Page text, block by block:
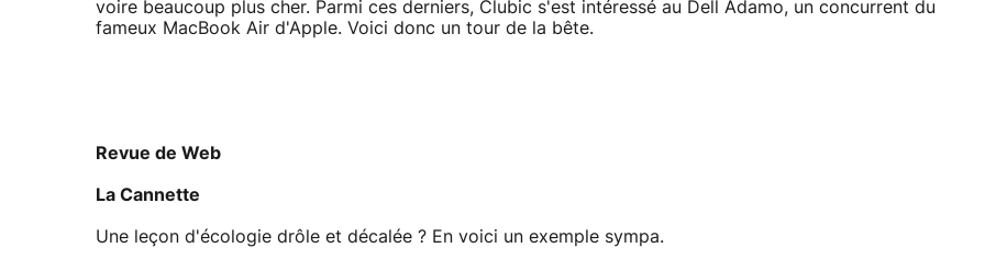
voire beaucoup plus cher. Parmi ces derniers, Clubic s'est intéressé au Dell Adamo, un concurrent du
fameux MacBook Air d'Apple. Voici donc un tour de la bête.
Revue de Web
La Cannette
Une leçon d'écologie drôle et décalée ? En voici un exemple sympa.